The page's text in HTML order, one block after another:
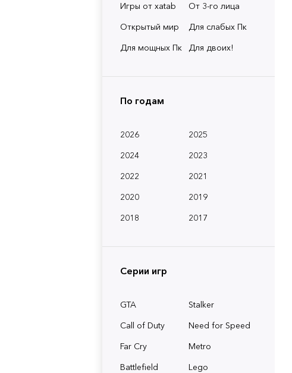
Игры от xatab
От 3-го лица
Открытый мир
Для слабых Пк
Для мощных Пк
Для двоих!
По годам
2026
2025
2024
2023
2022
2021
2020
2019
2018
2017
Серии игр
GTA
Stalker
Call of Duty
Need for Speed
Far Cry
Metro
Battlefield
Lego